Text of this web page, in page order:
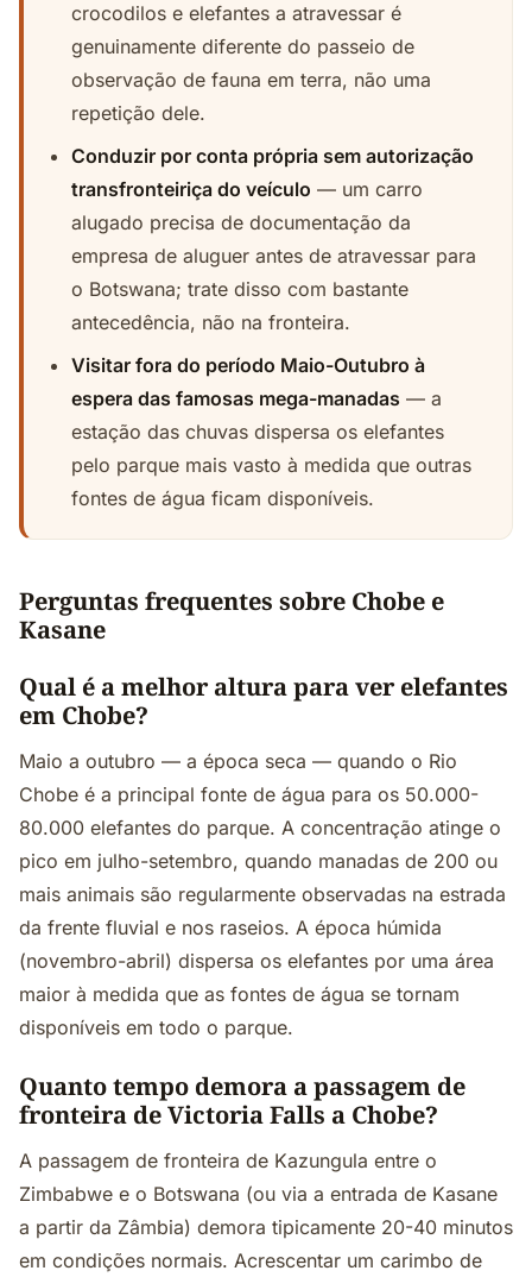
crocodilos e elefantes a atravessar é
genuinamente diferente do passeio de
observação de fauna em terra, não uma
repetição dele.
Conduzir por conta própria sem autorização
transfronteiriça do veículo — um carro
alugado precisa de documentação da
empresa de aluguer antes de atravessar para
o Botswana; trate disso com bastante
antecedência, não na fronteira.
Visitar fora do período Maio-Outubro à
espera das famosas mega-manadas — a
estação das chuvas dispersa os elefantes
pelo parque mais vasto à medida que outras
fontes de água ficam disponíveis.
Perguntas frequentes sobre Chobe e
Kasane
Qual é a melhor altura para ver elefantes
em Chobe?
Maio a outubro — a época seca — quando o Rio
Chobe é a principal fonte de água para os 50.000-
80.000 elefantes do parque. A concentração atinge o
pico em julho-setembro, quando manadas de 200 ou
mais animais são regularmente observadas na estrada
da frente fluvial e nos raseios. A época húmida
(novembro-abril) dispersa os elefantes por uma área
maior à medida que as fontes de água se tornam
disponíveis em todo o parque.
Quanto tempo demora a passagem de
fronteira de Victoria Falls a Chobe?
A passagem de fronteira de Kazungula entre o
Zimbabwe e o Botswana (ou via a entrada de Kasane
a partir da Zâmbia) demora tipicamente 20-40 minutos
em condições normais. Acrescentar um carimbo de